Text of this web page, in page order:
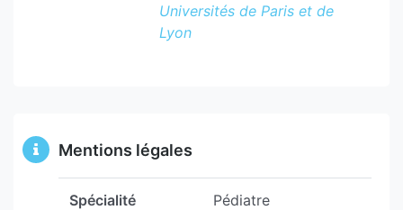
Universités de Paris et de
Lyon
Mentions légales
Spécialité Pédiatre